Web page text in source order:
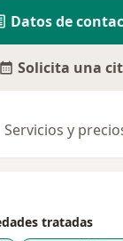
Datos de
Solicita una
Servicios y
tratadas